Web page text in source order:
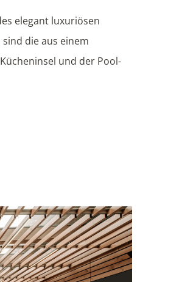
elegant luxuriösen
die aus einem
und der Pool-